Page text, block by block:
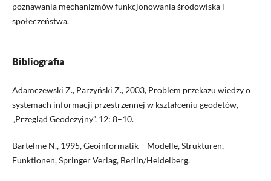
poznawania mechanizmów funkcjonowania środowiska i
społeczeństwa.
Bibliografia
Adamczewski Z., Parzyński Z., 2003, Problem przekazu wiedzy o
systemach informacji przestrzennej w kształceniu geodetów,
„Przegląd Geodezyjny”, 12: 8–10.
Bartelme N., 1995, Geoinformatik – Modelle, Strukturen,
Funktionen, Springer Verlag, Berlin/Heidelberg.